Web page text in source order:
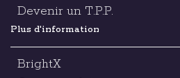
Devenir un T.P.P.
Plus d'information
BrightX